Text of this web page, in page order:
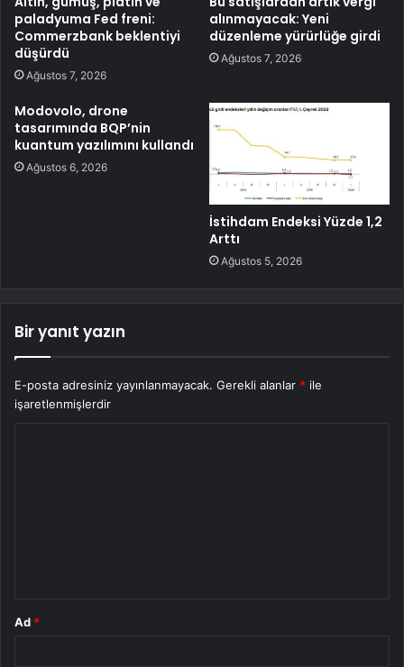
paladyuma Fed freni:
Commerzbank beklentiyi
düşürdü
Ağustos 7, 2026
alınmayacak: Yeni
düzenleme yürürlüğe girdi
Ağustos 7, 2026
Modovolo, drone
tasarımında BQP’nin
kuantum yazılımını kullandı
Ağustos 6, 2026
İstihdam Endeksi Yüzde 1,2
Arttı
Ağustos 5, 2026
Bir yanıt yazın
E-posta adresiniz yayınlanmayacak. Gerekli alanlar * ile
işaretlenmişlerdir
Ad *